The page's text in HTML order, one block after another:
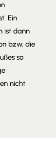
Ein
ist dann
bzw. die
so
nicht